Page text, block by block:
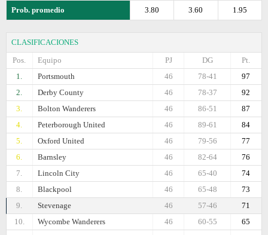
Prob. promedio 1.95
3.60
3.80
CLASIFICACIONES
Pos.
Equipo Pt.
DG
PJ
1.
Portsmouth 97
78-41
46
2.
Derby County 92
78-37
46
3.
Bolton Wanderers 87
86-51
46
4.
Peterborough United 84
89-61
46
5.
Oxford United 77
79-56
46
6.
Barnsley 76
82-64
46
7.
Lincoln City 74
65-40
46
8.
Blackpool 73
65-48
46
9.
Stevenage 71
57-46
46
10.
Wycombe Wanderers 65
60-55
46